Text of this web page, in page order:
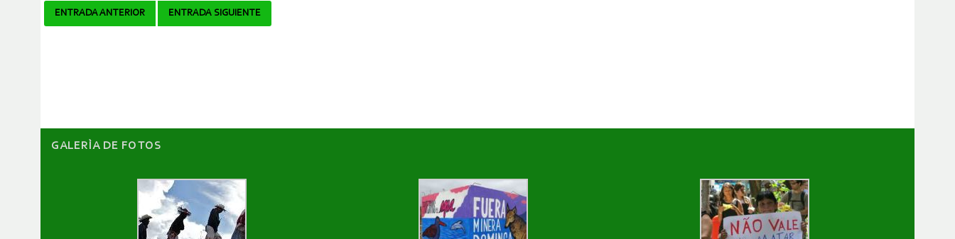
Navegador
ENTRADA ANTERIOR ENTRADA SIGUIENTE
GALERÌA DE FOTOS